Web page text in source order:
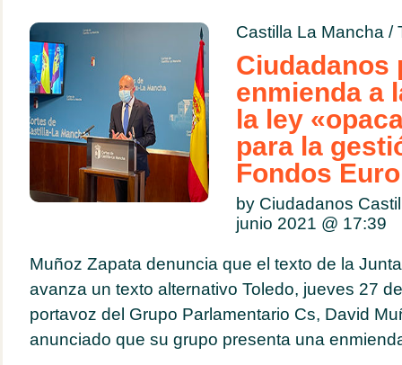
Castilla La Mancha /
Ciudadanos
enmienda a
la ley
para la
Fondos
by Ciudadanos
junio 2021 @ 17:39
Muñoz Zapata denuncia que el texto de la
avanza un texto alternativo Toledo, jueves 27
portavoz del Grupo Parlamentario Cs, David
anunciado que su grupo presenta una